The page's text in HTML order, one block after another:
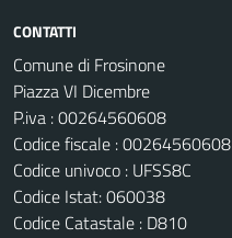
CONTATTI
Comune di Frosinone
Piazza VI Dicembre
P.iva : 00264560608
Codice fiscale : 00264560608
Codice univoco : UFSS8C
Codice Istat: 060038
Codice Catastale : D810